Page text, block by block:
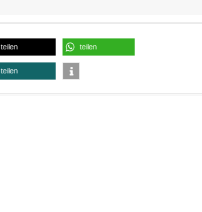
teilen teilen
teilen